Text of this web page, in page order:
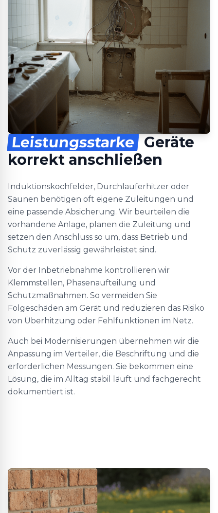
Leistungsstarke Geräte
korrekt anschließen
Induktionskochfelder, Durchlauferhitzer oder
Saunen benötigen oft eigene Zuleitungen und
eine passende Absicherung. Wir beurteilen die
vorhandene Anlage, planen die Zuleitung und
setzen den Anschluss so um, dass Betrieb und
Schutz zuverlässig gewährleistet sind.
Vor der Inbetriebnahme kontrollieren wir
Klemmstellen, Phasenaufteilung und
Schutzmaßnahmen. So vermeiden Sie
Folgeschäden am Gerät und reduzieren das Risiko
von Überhitzung oder Fehlfunktionen im Netz.
Auch bei Modernisierungen übernehmen wir die
Anpassung im Verteiler, die Beschriftung und die
erforderlichen Messungen. Sie bekommen eine
Lösung, die im Alltag stabil läuft und fachgerecht
dokumentiert ist.